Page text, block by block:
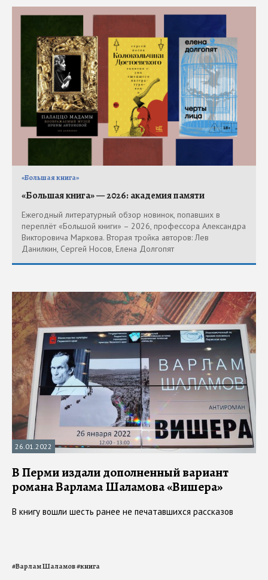
«Большая книга»
«Большая книга» — 2026: академия памяти
Ежегодный литературный обзор новинок, попавших в
переплёт «Большой книги» – 2026, профессора Александра
Викторовича Маркова. Вторая тройка авторов: Лев
Данилкин, Сергей Носов, Елена Долгопят
26.01.2022
В Перми издали дополненный вариант
романа Варлама Шаламова «Вишера»
В книгу вошли шесть ранее не печатавшихся рассказов
#Варлам Шаламов#книга